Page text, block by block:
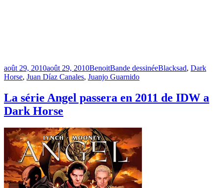
Publié
le
août 29, 2010août 29, 2010BenoitCatégories
Bande dessinéeÉtiquettes
Blacksad, Dark
Horse, Juan Díaz Canales, Juanjo Guarnido
La série Angel passera en 2011 de IDW a
Dark Horse